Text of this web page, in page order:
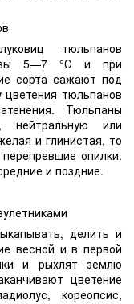
тюльпанов
5—7 °С и при
сорта сажают под
тюльпанов
Тюльпаны
нейтральную или
и глинистая, то
опилки.
и поздние.
делить и
весной и в первой
и рыхлят землю
цветение
кореопсис,